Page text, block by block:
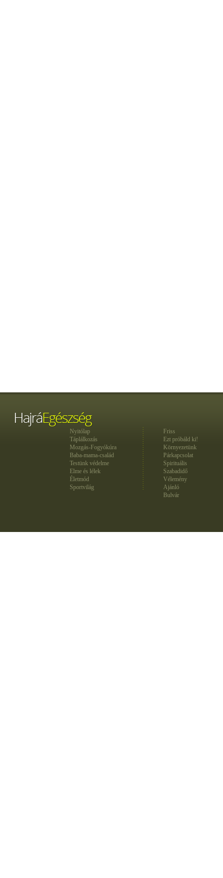
Nyitólap
Táplálkozás
Mozgás-Fogyókúra
Baba-mama-család
Testünk védelme
Elme és lélek
Életmód
Sportvilág
Friss
Ezt próbáld ki!
Környezetünk
Párkapcsolat
Spirituális
Szabadidő
Vélemény
Ajánló
Bulvár